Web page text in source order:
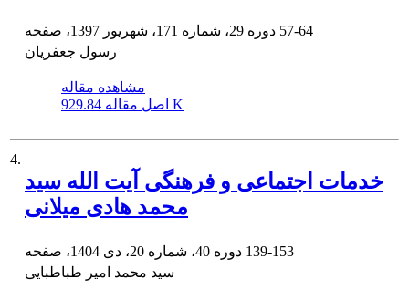
57-64
رسول جعفریان
مشاهده مقاله
اصل مقاله 929.84 K
4.
خدمات اجتماعی و فرهنگی آیت الله سید
محمد هادی میلانی
139-153
سید محمد امیر طباطبایی